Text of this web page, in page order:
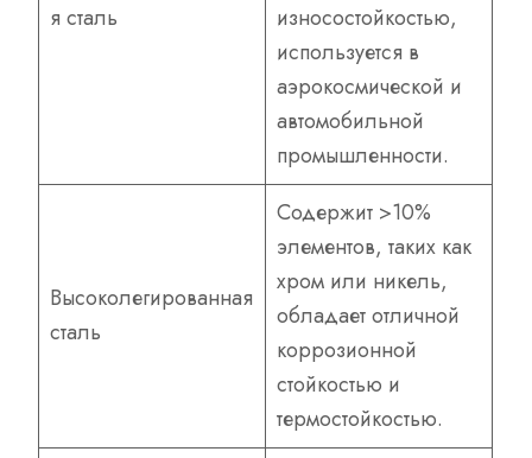
я сталь
износостойкостью,
используется в
аэрокосмической и
автомобильной
промышленности.
Высоколегированная
сталь
Содержит >10%
элементов, таких как
хром или никель,
обладает отличной
коррозионной
стойкостью и
термостойкостью.